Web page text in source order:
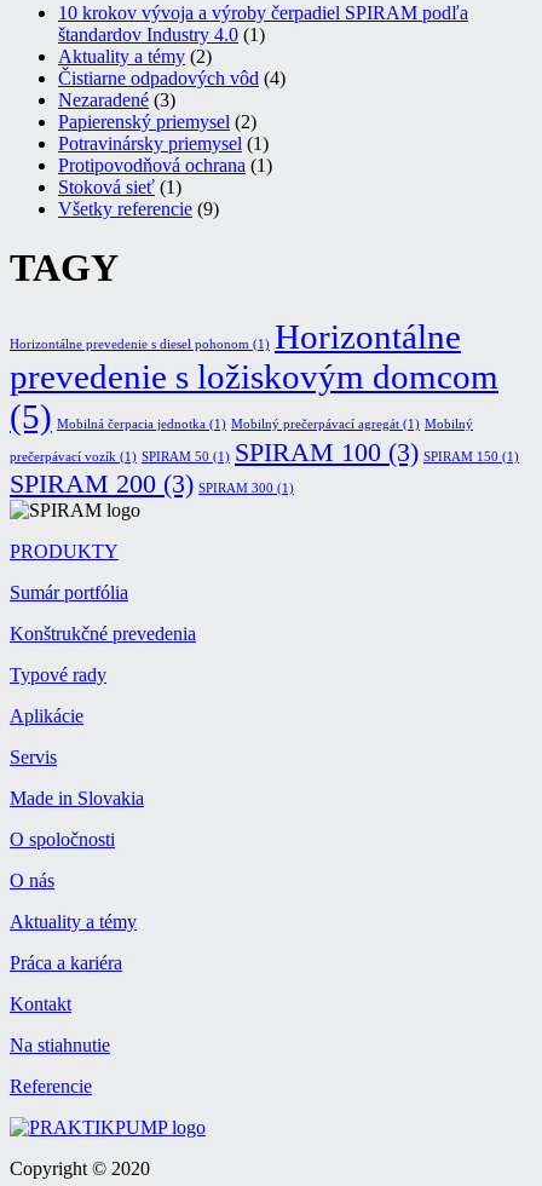
10 krokov vývoja a výroby čerpadiel SPIRAM podľa
štandardov Industry 4.0 (1)
Aktuality a témy (2)
Čistiarne odpadových vôd (4)
Nezaradené (3)
Papierenský priemysel (2)
Potravinársky priemysel (1)
Protipovodňová ochrana (1)
Stoková sieť (1)
Všetky referencie (9)
TAGY
Horizontálne prevedenie s diesel pohonom (1) Horizontálne
prevedenie s ložiskovým domcom
(5) Mobilná čerpacia jednotka (1) Mobilný prečerpávací agregát (1) Mobilný
prečerpávací vozík (1) SPIRAM 50 (1) SPIRAM 100 (3) SPIRAM 150 (1)
SPIRAM 200 (3) SPIRAM 300 (1)
PRODUKTY
Sumár portfólia
Konštrukčné prevedenia
Typové rady
Aplikácie
Servis
Made in Slovakia
O spoločnosti
O nás
Aktuality a témy
Práca a kariéra
Kontakt
Na stiahnutie
Referencie
Copyright © 2020